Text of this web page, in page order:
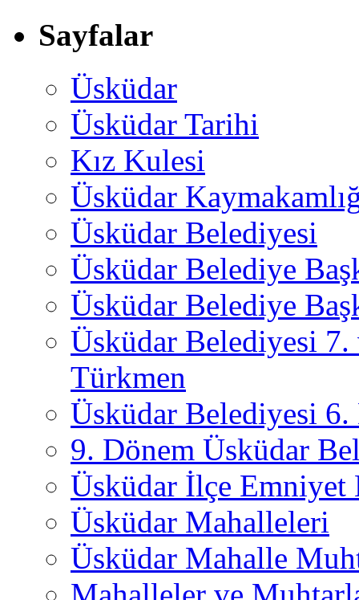
Sayfalar
Üsküdar
Üsküdar Tarihi
Kız Kulesi
Üsküdar
Üsküdar Belediyesi
Üsküdar Belediye
Üsküdar Belediye
Üsküdar Belediyesi
Türkmen
Üsküdar Belediyesi 6.
9. Dönem Üsküdar
Üsküdar İlçe
Üsküdar Mahalleleri
Üsküdar Mahalle